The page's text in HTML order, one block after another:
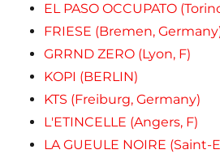
EL PASO OCCUPATO
FRIESE (Bremen,
GRRND ZERO (Lyon, F)
KOPI (BERLIN)
KTS (Freiburg, Germany)
L'ETINCELLE (Angers, F)
LA GUEULE NOIRE (Saint-